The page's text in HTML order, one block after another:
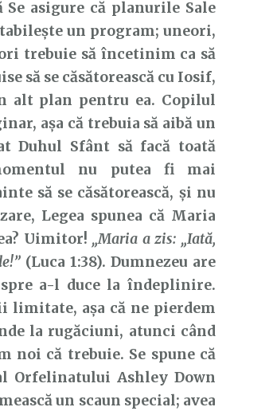
asigure că planurile Sale
un program; uneori,
trebuie să încetinim ca să
să se căsătorească cu Iosif,
alt plan pentru ea. Copilul
așa că trebuia să aibă un
Duhul Sfânt să facă toată
nu putea fi mai
să se căsătorească, și nu
Legea spunea că Maria
Uimitor! „Maria a zis: „Iată,
(Luca 1:38). Dumnezeu are
a-l duce la îndeplinire.
limitate, așa că ne pierdem
la rugăciuni, atunci când
noi că trebuie. Se spune că
Orfelinatului Ashley Down
un scaun special; avea